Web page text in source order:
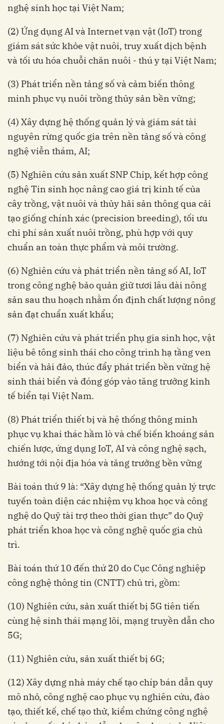
nghệ sinh học tại Việt Nam;
(2) Ứng dụng AI và Internet vạn vật (IoT) trong
giám sát sức khỏe vật nuôi, truy xuất dịch bệnh
và tối ưu hóa chuỗi chăn nuôi - thú y tại Việt Nam;
(3) Phát triển nền tảng số và cảm biến thông
minh phục vụ nuôi trồng thủy sản bền vững;
(4) Xây dựng hệ thống quản lý và giám sát tài
nguyên rừng quốc gia trên nền tảng số và công
nghệ viễn thám, AI;
(5) Nghiên cứu sản xuất SNP Chip, kết hợp công
nghệ Tin sinh học nâng cao giá trị kinh tế của
cây trồng, vật nuôi và thủy hải sản thông qua cải
tạo giống chính xác (precision breeding), tối ưu
chi phí sản xuất nuôi trồng, phù hợp với quy
chuẩn an toàn thực phẩm và môi trường.
(6) Nghiên cứu và phát triển nền tảng số AI, IoT
trong công nghệ bảo quản giữ tươi lâu dài nông
sản sau thu hoạch nhằm ổn định chất lượng nông
sản đạt chuẩn xuất khẩu;
(7) Nghiên cứu và phát triển phụ gia sinh học, vật
liệu bê tông sinh thái cho công trình hạ tầng ven
biển và hải đảo, thúc đẩy phát triển bền vững hệ
sinh thái biển và đóng góp vào tăng trưởng kinh
tế biển tại Việt Nam.
(8) Phát triển thiết bị và hệ thống thông minh
phục vụ khai thác hầm lò và chế biến khoáng sản
chiến lược, ứng dụng IoT, AI và công nghệ sạch,
hướng tới nội địa hóa và tăng trưởng bền vững
Bài toán thứ 9 là: “Xây dựng hệ thống quản lý trực
tuyến toàn diện các nhiệm vụ khoa học và công
nghệ do Quỹ tài trợ theo thời gian thực” do Quỹ
phát triển khoa học và công nghệ quốc gia chủ
trì.
Bài toán thứ 10 đến thứ 20 do Cục Công nghiệp
công nghệ thông tin (CNTT) chủ trì, gồm:
(10) Nghiên cứu, sản xuất thiết bị 5G tiên tiến
cùng hệ sinh thái mạng lõi, mạng truyền dẫn cho
5G;
(11) Nghiên cứu, sản xuất thiết bị 6G;
(12) Xây dựng nhà máy chế tạo chíp bán dẫn quy
mô nhỏ, công nghệ cao phục vụ nghiên cứu, đào
tạo, thiết kế, chế tạo thử, kiểm chứng công nghệ